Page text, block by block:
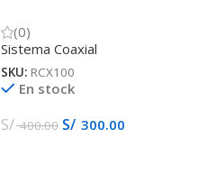
(0)
Sistema Coaxial
SKU: RCX100
En stock
S/400.00 S/ 300.00